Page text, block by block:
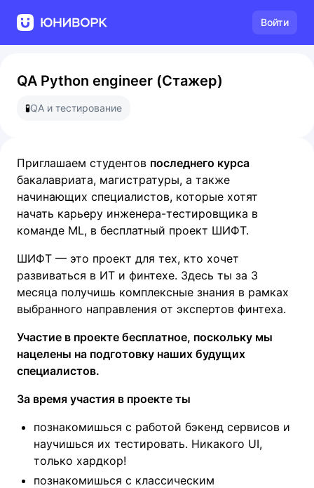
Войти
QA Python engineer (Стажер)
🧪QA и тестирование
Приглашаем студентов последнего курса
бакалавриата, магистратуры, а также
начинающих специалистов, которые хотят
начать карьеру инженера-тестировщика в
команде ML, в бесплатный проект ШИФТ.
ШИФТ — это проект для тех, кто хочет
развиваться в ИТ и финтехе. Здесь ты за 3
месяца получишь комплексные знания в рамках
выбранного направления от экспертов финтеха.
Участие в проекте бесплатное, поскольку мы
нацелены на подготовку наших будущих
специалистов.
За время участия в проекте ты
познакомишься с работой бэкенд сервисов и
научишься их тестировать. Никакого UI,
только хардкор!
познакомишься с классическим